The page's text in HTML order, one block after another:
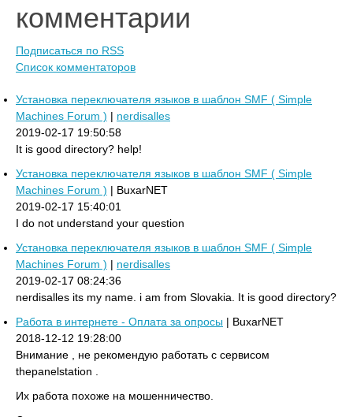
комментарии
Подписаться по RSS
Список комментаторов
Установка переключателя языков в шаблон SMF ( Simple
Machines Forum ) | nerdisalles
2019-02-17 19:50:58
It is good directory? help!
Установка переключателя языков в шаблон SMF ( Simple
Machines Forum ) | BuxarNET
2019-02-17 15:40:01
I do not understand your question
Установка переключателя языков в шаблон SMF ( Simple
Machines Forum ) | nerdisalles
2019-02-17 08:24:36
nerdisalles its my name. i am from Slovakia. It is good directory?
Работа в интернете - Оплата за опросы | BuxarNET
2018-12-12 19:28:00
Внимание , не рекомендую работать с сервисом
thepanelstation .
Их работа похоже на мошенничество.